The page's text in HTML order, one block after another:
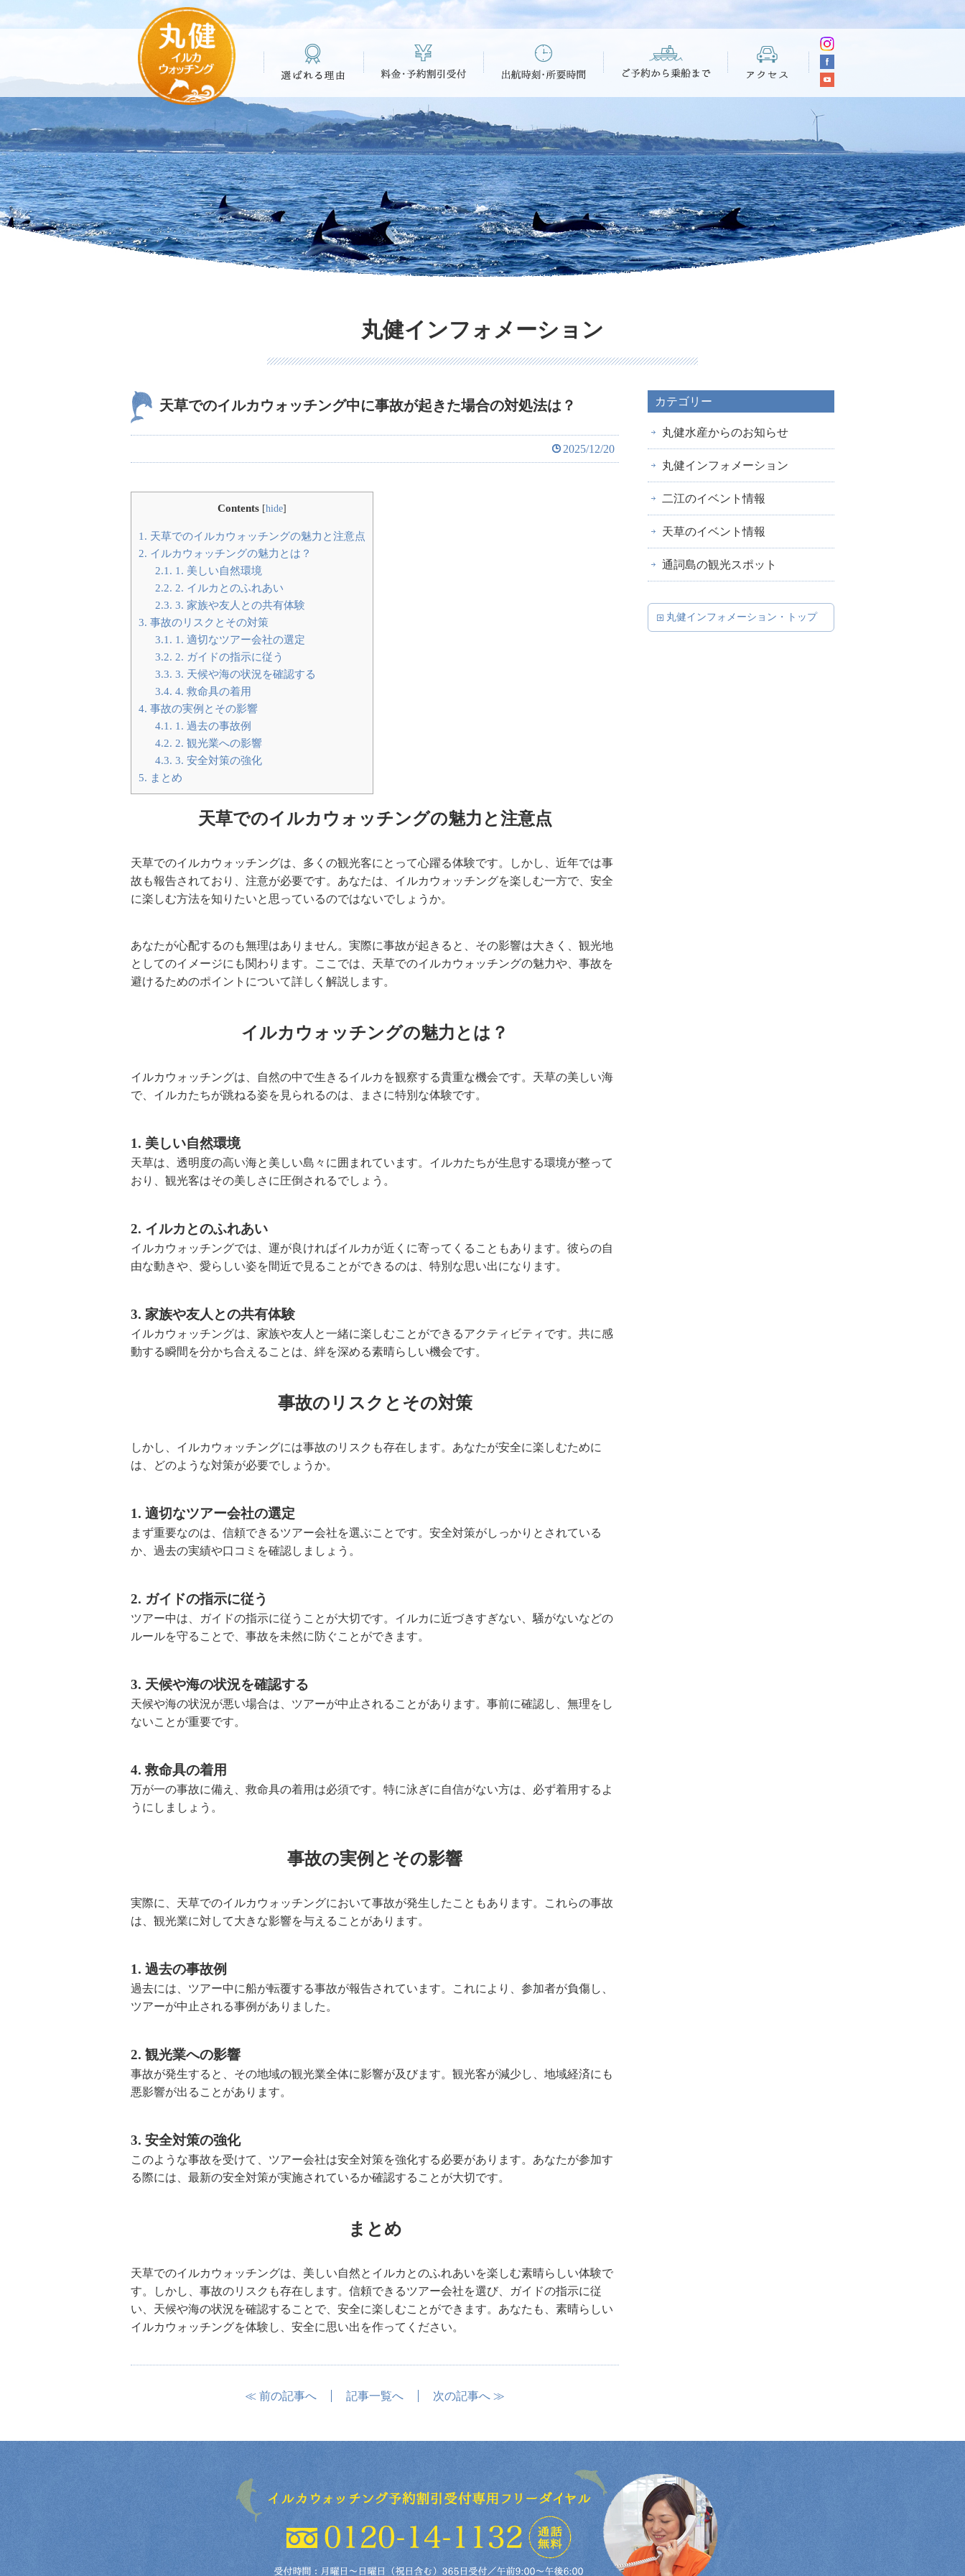
丸健インフォメーション
天草でのイルカウォッチング中に事故が起きた場合の対処法は？
2025/12/20
Contents [hide]
1. 天草でのイルカウォッチングの魅力と注意点
2. イルカウォッチングの魅力とは？
2.1. 1. 美しい自然環境
2.2. 2. イルカとのふれあい
2.3. 3. 家族や友人との共有体験
3. 事故のリスクとその対策
3.1. 1. 適切なツアー会社の選定
3.2. 2. ガイドの指示に従う
3.3. 3. 天候や海の状況を確認する
3.4. 4. 救命具の着用
4. 事故の実例とその影響
4.1. 1. 過去の事故例
4.2. 2. 観光業への影響
4.3. 3. 安全対策の強化
5. まとめ
天草でのイルカウォッチングの魅力と注意点
天草でのイルカウォッチングは、多くの観光客にとって心躍る体験です。しかし、近年では事
故も報告されており、注意が必要です。あなたは、イルカウォッチングを楽しむ一方で、安全
に楽しむ方法を知りたいと思っているのではないでしょうか。
あなたが心配するのも無理はありません。実際に事故が起きると、その影響は大きく、観光地
としてのイメージにも関わります。ここでは、天草でのイルカウォッチングの魅力や、事故を
避けるためのポイントについて詳しく解説します。
イルカウォッチングの魅力とは？
イルカウォッチングは、自然の中で生きるイルカを観察する貴重な機会です。天草の美しい海
で、イルカたちが跳ねる姿を見られるのは、まさに特別な体験です。
1. 美しい自然環境
天草は、透明度の高い海と美しい島々に囲まれています。イルカたちが生息する環境が整って
おり、観光客はその美しさに圧倒されるでしょう。
2. イルカとのふれあい
イルカウォッチングでは、運が良ければイルカが近くに寄ってくることもあります。彼らの自
由な動きや、愛らしい姿を間近で見ることができるのは、特別な思い出になります。
3. 家族や友人との共有体験
イルカウォッチングは、家族や友人と一緒に楽しむことができるアクティビティです。共に感
動する瞬間を分かち合えることは、絆を深める素晴らしい機会です。
事故のリスクとその対策
しかし、イルカウォッチングには事故のリスクも存在します。あなたが安全に楽しむために
は、どのような対策が必要でしょうか。
1. 適切なツアー会社の選定
まず重要なのは、信頼できるツアー会社を選ぶことです。安全対策がしっかりとされている
か、過去の実績や口コミを確認しましょう。
2. ガイドの指示に従う
ツアー中は、ガイドの指示に従うことが大切です。イルカに近づきすぎない、騒がないなどの
ルールを守ることで、事故を未然に防ぐことができます。
3. 天候や海の状況を確認する
天候や海の状況が悪い場合は、ツアーが中止されることがあります。事前に確認し、無理をし
ないことが重要です。
4. 救命具の着用
万が一の事故に備え、救命具の着用は必須です。特に泳ぎに自信がない方は、必ず着用するよ
うにしましょう。
事故の実例とその影響
実際に、天草でのイルカウォッチングにおいて事故が発生したこともあります。これらの事故
は、観光業に対して大きな影響を与えることがあります。
1. 過去の事故例
過去には、ツアー中に船が転覆する事故が報告されています。これにより、参加者が負傷し、
ツアーが中止される事例がありました。
2. 観光業への影響
事故が発生すると、その地域の観光業全体に影響が及びます。観光客が減少し、地域経済にも
悪影響が出ることがあります。
3. 安全対策の強化
このような事故を受けて、ツアー会社は安全対策を強化する必要があります。あなたが参加す
る際には、最新の安全対策が実施されているか確認することが大切です。
まとめ
天草でのイルカウォッチングは、美しい自然とイルカとのふれあいを楽しむ素晴らしい体験で
す。しかし、事故のリスクも存在します。信頼できるツアー会社を選び、ガイドの指示に従
い、天候や海の状況を確認することで、安全に楽しむことができます。あなたも、素晴らしい
イルカウォッチングを体験し、安全に思い出を作ってください。
≪ 前の記事へ 記事一覧へ 次の記事へ ≫
カテゴリー
丸健水産からのお知らせ
丸健インフォメーション
二江のイベント情報
天草のイベント情報
通詞島の観光スポット
丸健インフォメーション・トップ